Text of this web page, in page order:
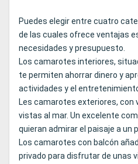
Puedes elegir entre cuatro
de las cuales ofrece ventajas
necesidades y presupuesto.
Los camarotes interiores,
te permiten ahorrar dinero y
actividades y el
Les camarotes exteriores, con
vistas al mar. Un excelente
quieran admirar el paisaje a un
Los camarotes con balcón
privado para disfrutar de unas